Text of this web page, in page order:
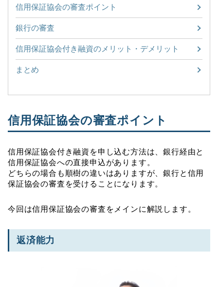
信用保証協会の審査ポイント
銀行の審査
信用保証協会付き融資のメリット・デメリット
まとめ
信用保証協会の審査ポイント
信用保証協会付き融資を申し込む方法は、銀行経由と
信用保証協会への直接申込があります。
どちらの場合も順樹の違いはありますが、銀行と信用
保証協会の審査を受けることになります。
今回は信用保証協会の審査をメインに解説します。
返済能力